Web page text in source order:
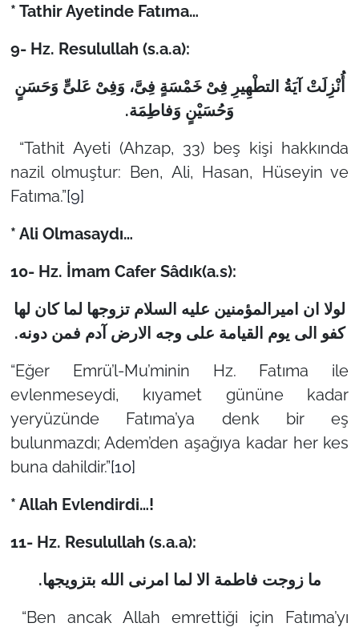
* Tathir Ayetinde Fatıma…
9- Hz. Resulullah (s.a.a):
أُنْزِلَتْ آیَةُ التطْهِیرِ فِیْ خَمْسَةٍ فِیَّ، وَفِیْ عَلیٍّ وَحَسَنٍ
وَحُسَیْنٍ وَفاطِمَة.
“Tathit Ayeti (Ahzap, 33) beş kişi hakkında
nazil olmuştur: Ben, Ali, Hasan, Hüseyin ve
Fatıma.”[9]
* Ali Olmasaydı…
10- Hz. İmam Cafer Sâdık(a.s):
لولا ان امیرالمؤمنین علیه السلام تزوجها لما کان لها
کفو الی یوم القیامة علی وجه الارض آدم فمن دونه.
“Eğer Emrü’l-Mu’minin Hz. Fatıma ile
evlenmeseydi, kıyamet gününe kadar
yeryüzünde Fatıma’ya denk bir eş
bulunmazdı; Adem’den aşağıya kadar her kes
buna dahildir.”[10]
* Allah Evlendirdi…!
11- Hz. Resulullah (s.a.a):
ما زوجت فاطمة الا لما امرنی الله بتزویجها.
“Ben ancak Allah emrettiği için Fatıma’yı